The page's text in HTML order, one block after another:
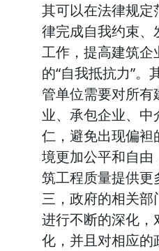
其可以在法律规
律完成自我约束、
工作，提高建筑企
的“自我抵抗力”。
管单位需要对所有
业、承包企业、中
仁，避免出现偏
境更加公平和自由
筑工程质量提供
三，政府的相关
进行不断的深化，
化，并且对相应的